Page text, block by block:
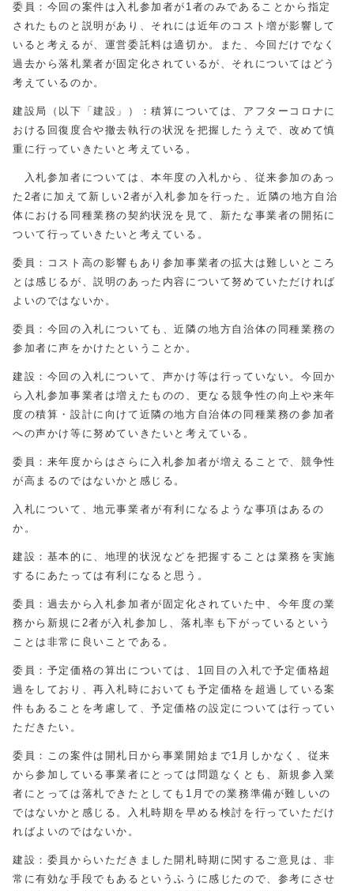
委員：今回の案件は入札参加者が1者のみであることから指定
されたものと説明があり、それには近年のコスト増が影響して
いると考えるが、運営委託料は適切か。また、今回だけでなく
過去から落札業者が固定化されているが、それについてはどう
考えているのか。
建設局（以下「建設」）：積算については、アフターコロナに
おける回復度合や撤去執行の状況を把握したうえで、改めて慎
重に行っていきたいと考えている。
入札参加者については、本年度の入札から、従来参加のあっ
た2者に加えて新しい2者が入札参加を行った。近隣の地方自治
体における同種業務の契約状況を見て、新たな事業者の開拓に
ついて行っていきたいと考えている。
委員：コスト高の影響もあり参加事業者の拡大は難しいところ
とは感じるが、説明のあった内容について努めていただければ
よいのではないか。
委員：今回の入札についても、近隣の地方自治体の同種業務の
参加者に声をかけたということか。
建設：今回の入札について、声かけ等は行っていない。今回か
ら入札参加事業者は増えたものの、更なる競争性の向上や来年
度の積算・設計に向けて近隣の地方自治体の同種業務の参加者
への声かけ等に努めていきたいと考えている。
委員：来年度からはさらに入札参加者が増えることで、競争性
が高まるのではないかと感じる。
入札について、地元事業者が有利になるような事項はあるの
か。
建設：基本的に、地理的状況などを把握することは業務を実施
するにあたっては有利になると思う。
委員：過去から入札参加者が固定化されていた中、今年度の業
務から新規に2者が入札参加し、落札率も下がっているという
ことは非常に良いことである。
委員：予定価格の算出については、1回目の入札で予定価格超
過をしており、再入札時においても予定価格を超過している案
件もあることを考慮して、予定価格の設定については行ってい
ただきたい。
委員：この案件は開札日から事業開始まで1月しかなく、従来
から参加している事業者にとっては問題なくとも、新規参入業
者にとっては落札できたとしても1月での業務準備が難しいの
ではないかと感じる。入札時期を早める検討を行っていただけ
ればよいのではないか。
建設：委員からいただきました開札時期に関するご意見は、非
常に有効な手段でもあるというふうに感じたので、参考にさせ